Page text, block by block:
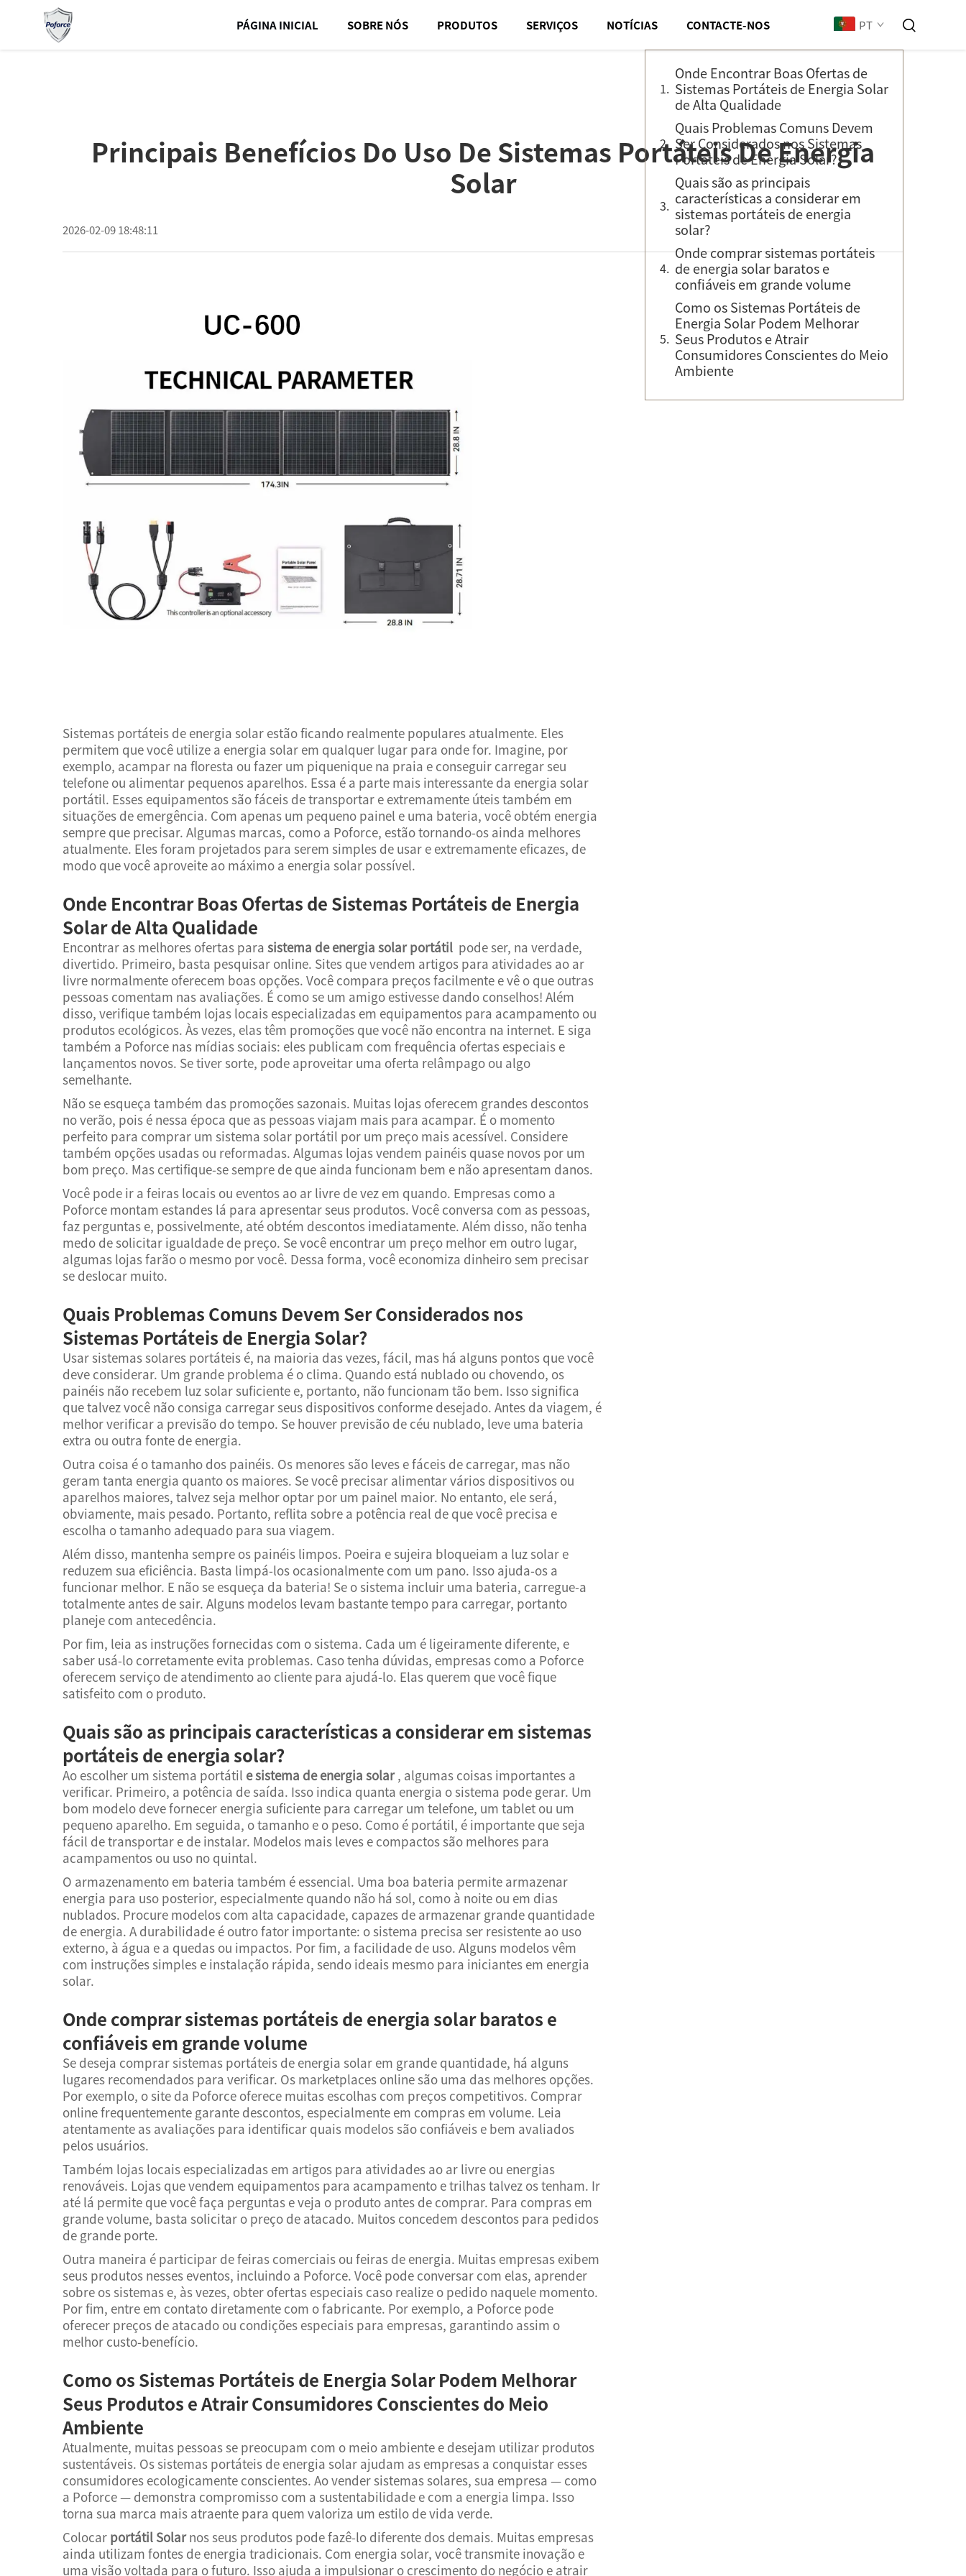
PÁGINA INICIAL SOBRE NÓS PRODUTOS SERVIÇOS NOTÍCIAS CONTACTE-NOS PT
Principais Benefícios Do Uso De Sistemas Portáteis De Energia
Solar
2026-02-09 18:48:11
Sistemas portáteis de energia solar estão ficando realmente populares atualmente. Eles
permitem que você utilize a energia solar em qualquer lugar para onde for. Imagine, por
exemplo, acampar na floresta ou fazer um piquenique na praia e conseguir carregar seu
telefone ou alimentar pequenos aparelhos. Essa é a parte mais interessante da energia solar
portátil. Esses equipamentos são fáceis de transportar e extremamente úteis também em
situações de emergência. Com apenas um pequeno painel e uma bateria, você obtém energia
sempre que precisar. Algumas marcas, como a Poforce, estão tornando-os ainda melhores
atualmente. Eles foram projetados para serem simples de usar e extremamente eficazes, de
modo que você aproveite ao máximo a energia solar possível.
Onde Encontrar Boas Ofertas de Sistemas Portáteis de Energia
Solar de Alta Qualidade
Encontrar as melhores ofertas para sistema de energia solar portátil pode ser, na verdade,
divertido. Primeiro, basta pesquisar online. Sites que vendem artigos para atividades ao ar
livre normalmente oferecem boas opções. Você compara preços facilmente e vê o que outras
pessoas comentam nas avaliações. É como se um amigo estivesse dando conselhos! Além
disso, verifique também lojas locais especializadas em equipamentos para acampamento ou
produtos ecológicos. Às vezes, elas têm promoções que você não encontra na internet. E siga
também a Poforce nas mídias sociais: eles publicam com frequência ofertas especiais e
lançamentos novos. Se tiver sorte, pode aproveitar uma oferta relâmpago ou algo
semelhante.
Não se esqueça também das promoções sazonais. Muitas lojas oferecem grandes descontos
no verão, pois é nessa época que as pessoas viajam mais para acampar. É o momento
perfeito para comprar um sistema solar portátil por um preço mais acessível. Considere
também opções usadas ou reformadas. Algumas lojas vendem painéis quase novos por um
bom preço. Mas certifique-se sempre de que ainda funcionam bem e não apresentam danos.
Você pode ir a feiras locais ou eventos ao ar livre de vez em quando. Empresas como a
Poforce montam estandes lá para apresentar seus produtos. Você conversa com as pessoas,
faz perguntas e, possivelmente, até obtém descontos imediatamente. Além disso, não tenha
medo de solicitar igualdade de preço. Se você encontrar um preço melhor em outro lugar,
algumas lojas farão o mesmo por você. Dessa forma, você economiza dinheiro sem precisar
se deslocar muito.
Quais Problemas Comuns Devem Ser Considerados nos
Sistemas Portáteis de Energia Solar?
Usar sistemas solares portáteis é, na maioria das vezes, fácil, mas há alguns pontos que você
deve considerar. Um grande problema é o clima. Quando está nublado ou chovendo, os
painéis não recebem luz solar suficiente e, portanto, não funcionam tão bem. Isso significa
que talvez você não consiga carregar seus dispositivos conforme desejado. Antes da viagem, é
melhor verificar a previsão do tempo. Se houver previsão de céu nublado, leve uma bateria
extra ou outra fonte de energia.
Outra coisa é o tamanho dos painéis. Os menores são leves e fáceis de carregar, mas não
geram tanta energia quanto os maiores. Se você precisar alimentar vários dispositivos ou
aparelhos maiores, talvez seja melhor optar por um painel maior. No entanto, ele será,
obviamente, mais pesado. Portanto, reflita sobre a potência real de que você precisa e
escolha o tamanho adequado para sua viagem.
Além disso, mantenha sempre os painéis limpos. Poeira e sujeira bloqueiam a luz solar e
reduzem sua eficiência. Basta limpá-los ocasionalmente com um pano. Isso ajuda-os a
funcionar melhor. E não se esqueça da bateria! Se o sistema incluir uma bateria, carregue-a
totalmente antes de sair. Alguns modelos levam bastante tempo para carregar, portanto
planeje com antecedência.
Por fim, leia as instruções fornecidas com o sistema. Cada um é ligeiramente diferente, e
saber usá-lo corretamente evita problemas. Caso tenha dúvidas, empresas como a Poforce
oferecem serviço de atendimento ao cliente para ajudá-lo. Elas querem que você fique
satisfeito com o produto.
Quais são as principais características a considerar em sistemas
portáteis de energia solar?
Ao escolher um sistema portátil esistema de energia solar, algumas coisas importantes a
verificar. Primeiro, a potência de saída. Isso indica quanta energia o sistema pode gerar. Um
bom modelo deve fornecer energia suficiente para carregar um telefone, um tablet ou um
pequeno aparelho. Em seguida, o tamanho e o peso. Como é portátil, é importante que seja
fácil de transportar e de instalar. Modelos mais leves e compactos são melhores para
acampamentos ou uso no quintal.
O armazenamento em bateria também é essencial. Uma boa bateria permite armazenar
energia para uso posterior, especialmente quando não há sol, como à noite ou em dias
nublados. Procure modelos com alta capacidade, capazes de armazenar grande quantidade
de energia. A durabilidade é outro fator importante: o sistema precisa ser resistente ao uso
externo, à água e a quedas ou impactos. Por fim, a facilidade de uso. Alguns modelos vêm
com instruções simples e instalação rápida, sendo ideais mesmo para iniciantes em energia
solar.
Onde comprar sistemas portáteis de energia solar baratos e
confiáveis em grande volume
Se deseja comprar sistemas portáteis de energia solar em grande quantidade, há alguns
lugares recomendados para verificar. Os marketplaces online são uma das melhores opções.
Por exemplo, o site da Poforce oferece muitas escolhas com preços competitivos. Comprar
online frequentemente garante descontos, especialmente em compras em volume. Leia
atentamente as avaliações para identificar quais modelos são confiáveis e bem avaliados
pelos usuários.
Também lojas locais especializadas em artigos para atividades ao ar livre ou energias
renováveis. Lojas que vendem equipamentos para acampamento e trilhas talvez os tenham. Ir
até lá permite que você faça perguntas e veja o produto antes de comprar. Para compras em
grande volume, basta solicitar o preço de atacado. Muitos concedem descontos para pedidos
de grande porte.
Outra maneira é participar de feiras comerciais ou feiras de energia. Muitas empresas exibem
seus produtos nesses eventos, incluindo a Poforce. Você pode conversar com elas, aprender
sobre os sistemas e, às vezes, obter ofertas especiais caso realize o pedido naquele momento.
Por fim, entre em contato diretamente com o fabricante. Por exemplo, a Poforce pode
oferecer preços de atacado ou condições especiais para empresas, garantindo assim o
melhor custo-benefício.
Como os Sistemas Portáteis de Energia Solar Podem Melhorar
Seus Produtos e Atrair Consumidores Conscientes do Meio
Ambiente
Atualmente, muitas pessoas se preocupam com o meio ambiente e desejam utilizar produtos
sustentáveis. Os sistemas portáteis de energia solar ajudam as empresas a conquistar esses
consumidores ecologicamente conscientes. Ao vender sistemas solares, sua empresa — como
a Poforce — demonstra compromisso com a sustentabilidade e com a energia limpa. Isso
torna sua marca mais atraente para quem valoriza um estilo de vida verde.
Colocar portátil Solarnos seus produtos pode fazê-lo diferente dos demais. Muitas empresas
ainda utilizam fontes de energia tradicionais. Com energia solar, você transmite inovação e
uma visão voltada para o futuro. Isso ajuda a impulsionar o crescimento do negócio e atrair
Sumário
Onde Encontrar Boas Ofertas de
Sistemas Portáteis de Energia Solar
de Alta Qualidade
Quais Problemas Comuns Devem
Ser Considerados nos Sistemas
Portáteis de Energia Solar?
Quais são as principais
características a considerar em
sistemas portáteis de energia
solar?
Onde comprar sistemas portáteis
de energia solar baratos e
confiáveis em grande volume
Como os Sistemas Portáteis de
Energia Solar Podem Melhorar
Seus Produtos e Atrair
Consumidores Conscientes do Meio
Ambiente